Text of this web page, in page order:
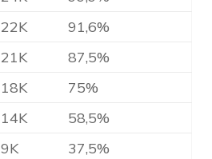
22K
91,6%
21K
87,5%
18K
75%
14K
58,5%
9K
37,5%